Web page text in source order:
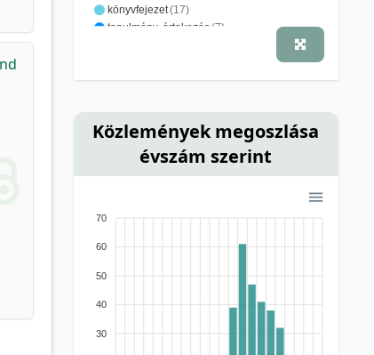
könyvfejezet(17)
tanulmány, értekezés (7)
magyar nyelvű folyóiratközlemény külföldi
konferenciakiadvány(2) tankönyv(2)
beszámoló(1) jegyzet (1)
kutatási jelentés
recenzió, könyvismertetés(1)
Közlemények megoszlása
évszám szerint
70
60
50
40
30